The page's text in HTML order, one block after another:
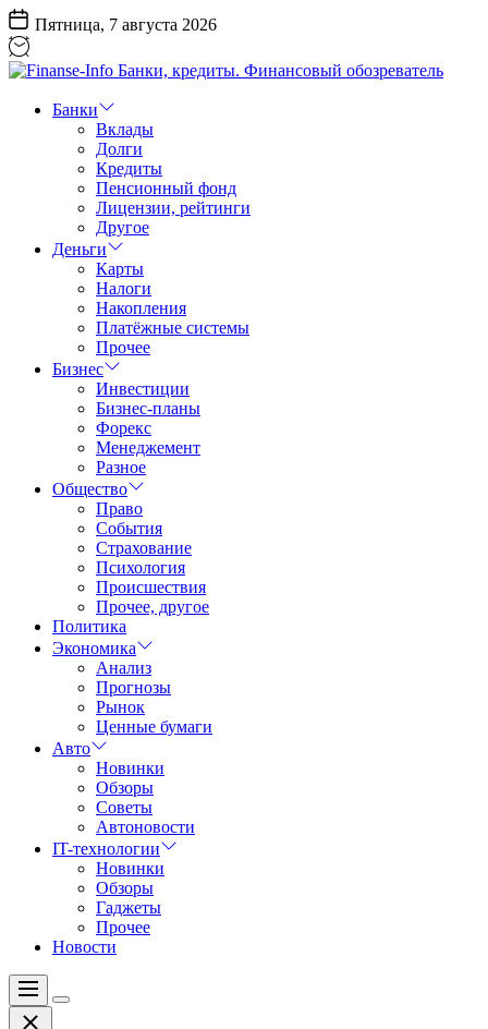
Перейти
к
содержанию
Пятница, 7 августа 2026
Info
Финансовый
обозреватель
Банки
Вклады
Долги
Кредиты
Пенсионный фонд
Лицензии, рейтинги
Другое
Деньги
Карты
Налоги
Накопления
Платёжные системы
Прочее
Бизнес
Инвестиции
Бизнес-планы
Форекс
Менеджемент
Разное
Общество
Право
События
Страхование
Психология
Происшествия
Прочее, другое
Политика
Экономика
Анализ
Прогнозы
Рынок
Ценные бумаги
Авто
Новинки
Обзоры
Советы
Автоновости
IT-технологии
Новинки
Обзоры
Гаджеты
Прочее
Новости
Меню
Цвет
Закрыть